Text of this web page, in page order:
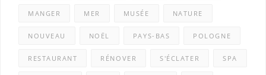
MANGER MER MUSÉE NATURE
NOUVEAU NOËL PAYS-BAS POLOGNE
RESTAURANT RÉNOVER S'ÉCLATER SPA